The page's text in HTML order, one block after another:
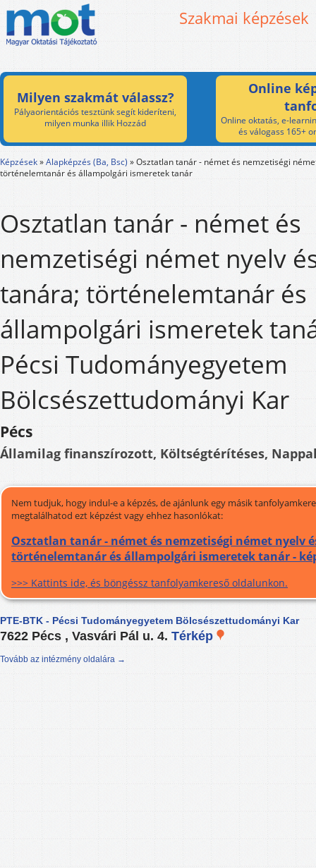
Szakmai képzések
Milyen szakmát válassz?
Pályaorientációs tesztünk segít kideríteni,
milyen munka illik Hozzád
Online
Online oktatás, e-
és válogass 165+
Képzések»Alapképzés (Ba, Bsc) »Osztatlan tanár - német és nemzetiségi
történelemtanár és állampolgári ismeretek tanár
Osztatlan tanár - német és
nemzetiségi német nyelv
tanára; történelemtanár és
állampolgári ismeretek
Pécsi Tudományegyetem
Bölcsészettudományi Kar
Pécs
Államilag finanszírozott, Költségtérítéses,
Nem tudjuk, hogy indul-e a képzés, de ajánlunk egy másik
megtalálhatod ezt képzést vagy ehhez hasonlókat:
Osztatlan tanár - német és nemzetiségi német nyelv
történelemtanár és állampolgári ismeretek tanár -
>>> Kattints ide, és böngéssz tanfolyamkereső oldalunkon.
PTE-BTK - Pécsi Tudományegyetem Bölcsészettudományi Kar
7622 Pécs , Vasvári Pál u. 4. Térkép
Tovább az intézmény oldalára →